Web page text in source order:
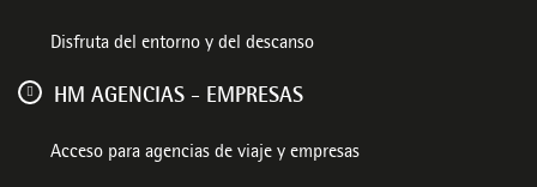
Disfruta del entorno y del descanso
HM AGENCIAS - EMPRESAS
Acceso para agencias de viaje y empresas